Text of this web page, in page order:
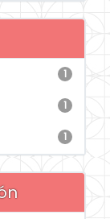
1
1
1